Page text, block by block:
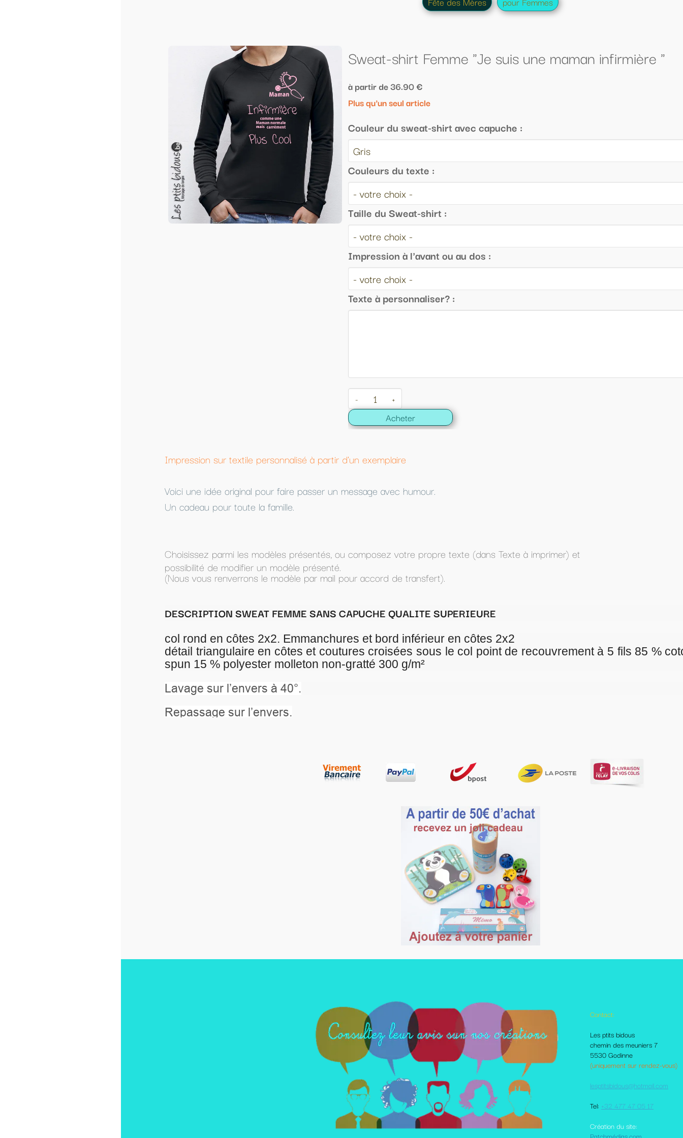
Les ptits bidous
chemin des meuniers 7
5530 Godinne
(uniquement sur rendez-vous)
lesptitsbidous@hotmail.com
Tel:
+32 477 47 05 17
Création du site:
Autres pages disponibles
Foire aux questions
Le Blog
Les livraisons et paiement
Mes amis sur le net
Me contacter
votre comte client
Sweat-shirt Femme "Je suis une maman infirmière "
à partir de 36.90 €
Plus qu'un seul article
Couleur du sweat-shirt avec capuche :
Couleurs du texte :
Taille du Sweat-shirt :
Impression à l'avant ou au dos :
Impression sur textile personnalisé à partir d'un exemplaire
Voici une idée original pour faire passer un message avec humour.
Un cadeau pour toute la famille.
Choisissez parmi les modèles présentés, ou composez votre propre texte (dans Texte à imprimer) et
possibilité de modifier un modèle présenté.
(Nous vous renverrons le modèle par mail pour accord de transfert).
DESCRIPTION SWEAT FEMME SANS CAPUCHE QUALITE SUPERIEURE
col rond en côtes 2x2. Emmanchures et bord inférieur en côtes 2x2
détail triangulaire en côtes et coutures croisées sous le col point de recouvrement à 5 fils 85 % coton organique peigné
spun 15 % polyester molleton non-gratté 300 g/m²
Lavage sur l’envers à 40°.
Repassage sur l’envers.